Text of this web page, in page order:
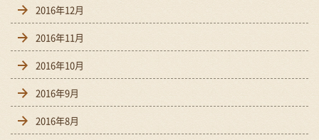
2016年12月
2016年11月
2016年10月
2016年9月
2016年8月